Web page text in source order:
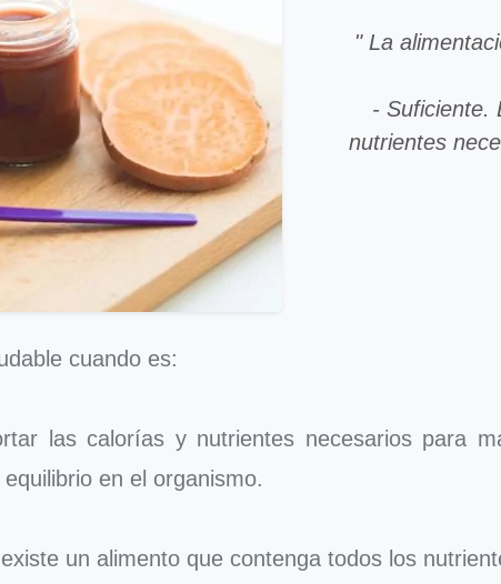
" La
- Suficiente.
nutrientes
cuando es:
las calorías y nutrientes necesarios para
en el organismo.
un alimento que contenga todos los